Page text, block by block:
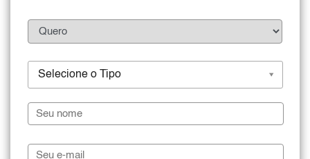
Selecione o Tipo